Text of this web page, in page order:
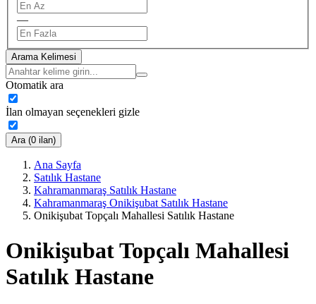
—
Arama Kelimesi
Otomatik ara
İlan olmayan seçenekleri gizle
Ara (0 ilan)
Ana Sayfa
Satılık Hastane
Kahramanmaraş Satılık Hastane
Kahramanmaraş Onikişubat Satılık Hastane
Onikişubat Topçalı Mahallesi Satılık Hastane
Onikişubat Topçalı Mahallesi
Satılık Hastane